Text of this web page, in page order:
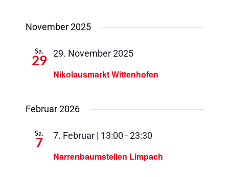
November 2025
Sa.
29
Nikolausmarkt Wittenhofen
29. November 2025
Februar 2026
Sa.
7
Narrenbaumstellen Limpach
7. Februar | 13:00 - 23:30